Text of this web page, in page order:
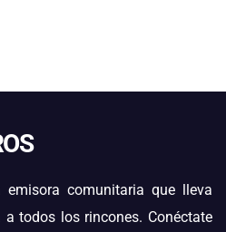
comunitaria que lleva
todos los rincones. Conéctate